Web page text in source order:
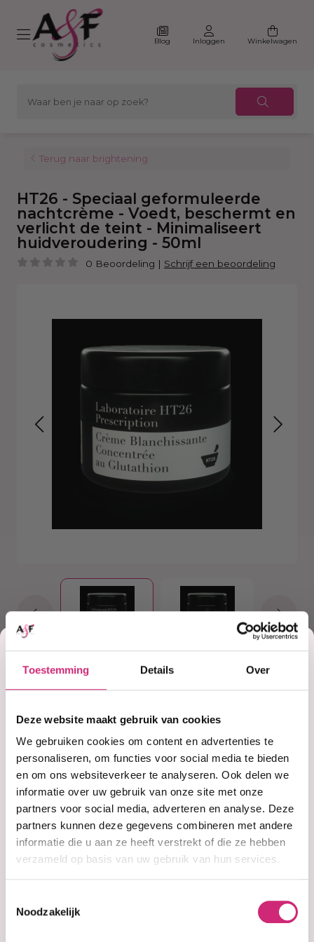
Toestemming Details Over
Deze website maakt gebruik van cookies
We gebruiken cookies om content en advertenties te
personaliseren, om functies voor social media te bieden
en om ons websiteverkeer te analyseren. Ook delen we
informatie over uw gebruik van onze site met onze
partners voor social media, adverteren en analyse. Deze
partners kunnen deze gegevens combineren met andere
informatie die u aan ze heeft verstrekt of die ze hebben
verzameld op basis van uw gebruik van hun services.
Noodzakelijk
Blog Inloggen Winkelwagen
Terug naar brightening
HT26 - Speciaal geformuleerde
nachtcrème - Voedt, beschermt en
verlicht de teint - Minimaliseert
huidveroudering - 50ml
0 Beoordeling | Schrijf een beoordeling
€29,60
Adviesprijs:€37,00
In winkelwagen
Op voorraad
Voor 15:00 besteld =morgen in huis
30 dagenbedenktijd
Uitgebreide
Korting
op je
eerste
bestelling